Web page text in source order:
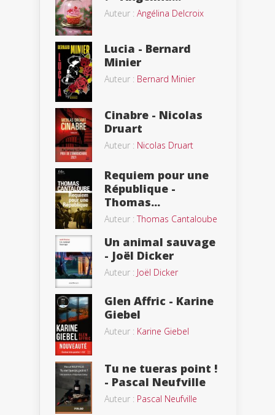
Auteur : Angélina Delcroix
Lucia - Bernard
Minier
Auteur : Bernard Minier
Cinabre - Nicolas
Druart
Auteur : Nicolas Druart
Requiem pour une
République -
Thomas...
Auteur :Thomas Cantaloube
Un animal sauvage
- Joël Dicker
Auteur : Joël Dicker
Glen Affric - Karine
Giebel
Auteur : Karine Giebel
Tu ne tueras point !
- Pascal Neufville
Auteur : Pascal Neufville